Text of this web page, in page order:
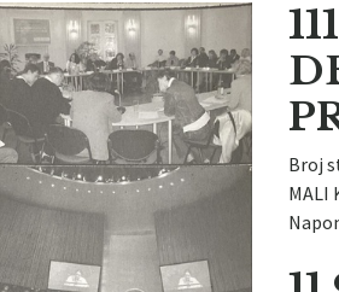
Broj
MALI